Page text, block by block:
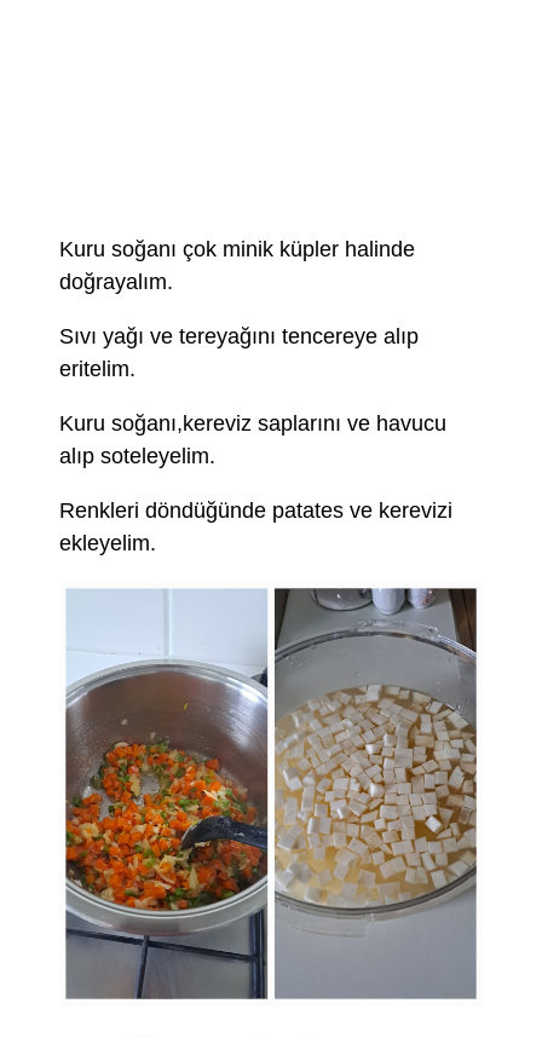
Kuru soğanı çok minik küpler halinde
doğrayalım.
Sıvı yağı ve tereyağını tencereye alıp
eritelim.
Kuru soğanı,kereviz saplarını ve havucu
alıp soteleyelim.
Renkleri döndüğünde patates ve kerevizi
ekleyelim.